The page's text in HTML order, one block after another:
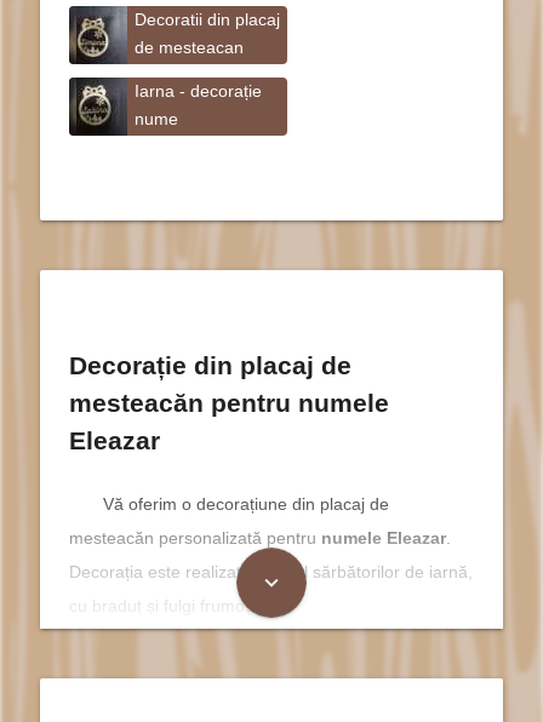
Decoratii din placaj
de mesteacan
Iarna - decorație
nume
expand_more
Decorație din placaj de
mesteacăn pentru numele
Eleazar
Vă oferim o decorațiune din placaj de
mesteacăn personalizată pentru numele Eleazar.
Decorația este realizată in stilul sărbătorilor de iarnă,
cu braduț și fulgi frumoși.
Descoperă Magia Sărbătorilor cu